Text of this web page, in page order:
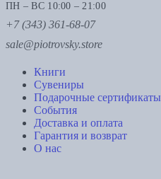
ПН – ВС 10:00 – 21:00
+7 (343) 361-68-07
sale@piotrovsky.store
Книги
Сувениры
Подарочные сертификаты
События
Доставка и оплата
Гарантия и возврат
О нас